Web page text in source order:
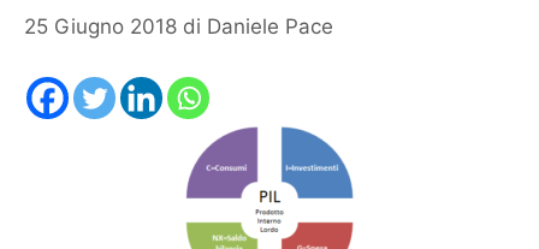
25 Giugno 2018 di Daniele Pace